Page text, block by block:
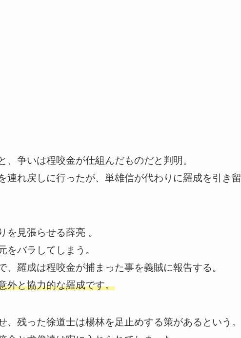
争いは程咬金が仕組んだものだと判明。
連れ戻しに行ったが、単雄信が代わりに羅成を引き留
を見張らせる薛亮 。
をバラしてしまう。
羅成は程咬金が捕まった事を義賊に報告する。
外と協力的な羅成です。
残った徐道士は楊林を足止めする策があるという。